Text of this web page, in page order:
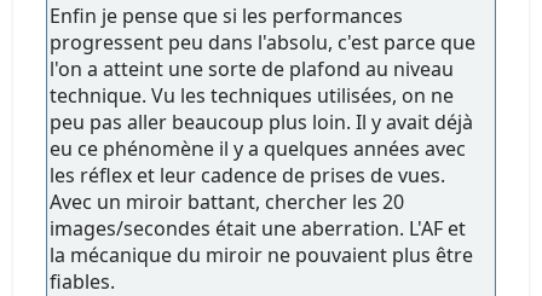
Enfin je pense que si les performances
progressent peu dans l'absolu, c'est parce que
l'on a atteint une sorte de plafond au niveau
technique. Vu les techniques utilisées, on ne
peu pas aller beaucoup plus loin. Il y avait déjà
eu ce phénomène il y a quelques années avec
les réflex et leur cadence de prises de vues.
Avec un miroir battant, chercher les 20
images/secondes était une aberration. L'AF et
la mécanique du miroir ne pouvaient plus être
fiables.